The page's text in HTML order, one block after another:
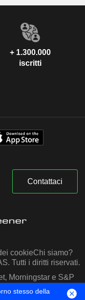
+ 1.300.000
iscritti
Contattaci
cookieChi siamo?
Tutti i diritti riservati.
Morningstar e S&P
stesso della